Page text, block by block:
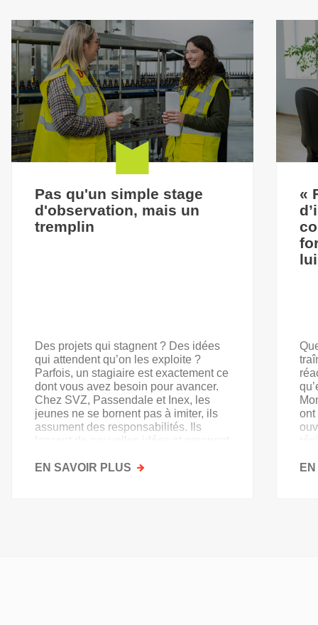
Pas qu'un simple stage
d'observation, mais un
tremplin
Des projets qui stagnent ? Des idées
qui attendent qu’on les exploite ?
Parfois, un stagiaire est exactement ce
dont vous avez besoin pour avancer.
Chez SVZ, Passendale et Inex, les
jeunes ne se bornent pas à imiter, ils
assument des responsabilités. Ils
lancent de nouvelles idées et prennent
EN SAVOIR PLUS SUR
«
ont